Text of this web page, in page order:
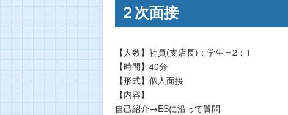
２次面接
【人数】社員(支店長)：学生＝2：1
【時間】40分
【形式】個人面接
【内容】
自己紹介→ESに沿って質問